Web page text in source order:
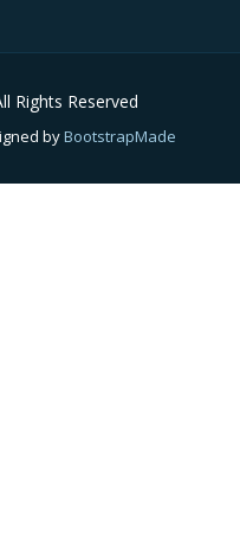
Rights Reserved
byBootstrapMade